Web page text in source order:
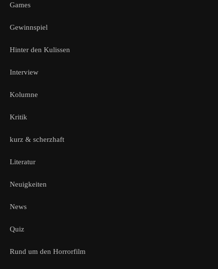
Games
Gewinnspiel
Hinter den Kulissen
Interview
Kolumne
Kritik
kurz & scherzhaft
Literatur
Neuigkeiten
News
Quiz
Rund um den Horrorfilm